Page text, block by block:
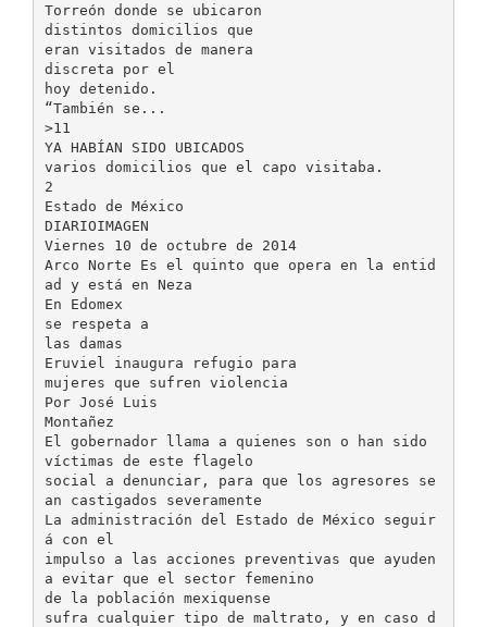
Torreón donde se ubicaron
distintos domicilios que
eran visitados de manera
discreta por el
hoy detenido.
“También se...
>11
YA HABÍAN SIDO UBICADOS
varios domicilios que el capo visitaba.
2
Estado de México
DIARIOIMAGEN
Viernes 10 de octubre de 2014
Arco Norte Es el quinto que opera en la entid
ad y está en Neza
En Edomex
se respeta a
las damas
Eruviel inaugura refugio para
mujeres que sufren violencia
Por José Luis
Montañez
El gobernador llama a quienes son o han sido
víctimas de este flagelo
social a denunciar, para que los agresores se
an castigados severamente
La administración del Estado de México seguir
á con el
impulso a las acciones preventivas que ayuden
a evitar que el sector femenino
de la población mexiquense
sufra cualquier tipo de maltrato, y en caso d